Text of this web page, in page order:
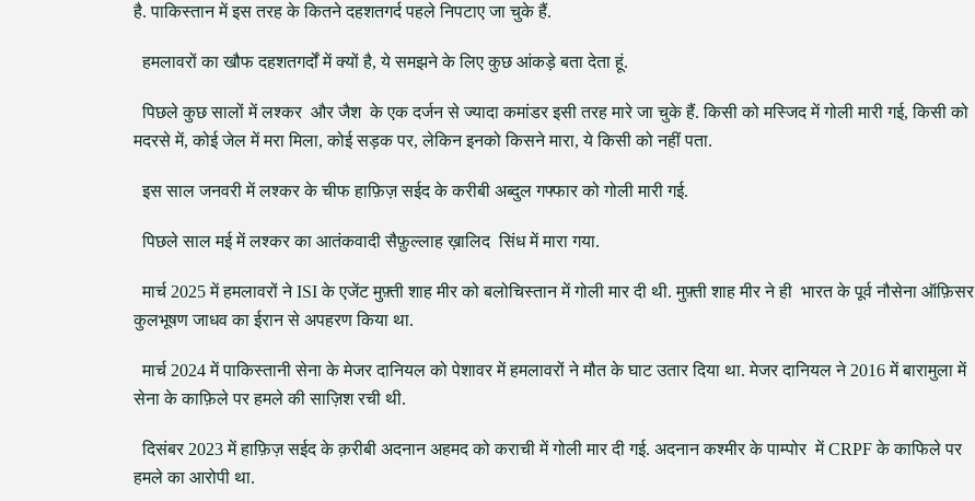
है. पाकिस्तान में इस तरह के कितने दहशतगर्द पहले निपटाए जा चुके हैं.
हमलावरों का खौफ दहशतगर्दों में क्यों है, ये समझने के लिए कुछ आंकड़े बता देता हूं.
पिछले कुछ सालों में लश्कर और जैश के एक दर्जन से ज्यादा कमांडर इसी तरह मारे जा चुके हैं. किसी को मस्जिद में गोली मारी गई, किसी को
मदरसे में, कोई जेल में मरा मिला, कोई सड़क पर, लेकिन इनको किसने मारा, ये किसी को नहीं पता.
इस साल जनवरी में लश्कर के चीफ हाफ़िज़ सईद के करीबी अब्दुल गफ्फार को गोली मारी गई.
पिछले साल मई में लश्कर का आतंकवादी सैफ़ुल्लाह ख़ालिद सिंध में मारा गया.
मार्च 2025 में हमलावरों ने ISI के एजेंट मुफ़्ती शाह मीर को बलोचिस्तान में गोली मार दी थी. मुफ़्ती शाह मीर ने ही भारत के पूर्व नौसेना ऑफ़िसर
कुलभूषण जाधव का ईरान से अपहरण किया था.
मार्च 2024 में पाकिस्तानी सेना के मेजर दानियल को पेशावर में हमलावरों ने मौत के घाट उतार दिया था. मेजर दानियल ने 2016 में बारामुला में
सेना के काफ़िले पर हमले की साज़िश रची थी.
दिसंबर 2023 में हाफ़िज़ सईद के क़रीबी अदनान अहमद को कराची में गोली मार दी गई. अदनान कश्मीर के पाम्पोर में CRPF के काफिले पर
हमले का आरोपी था.